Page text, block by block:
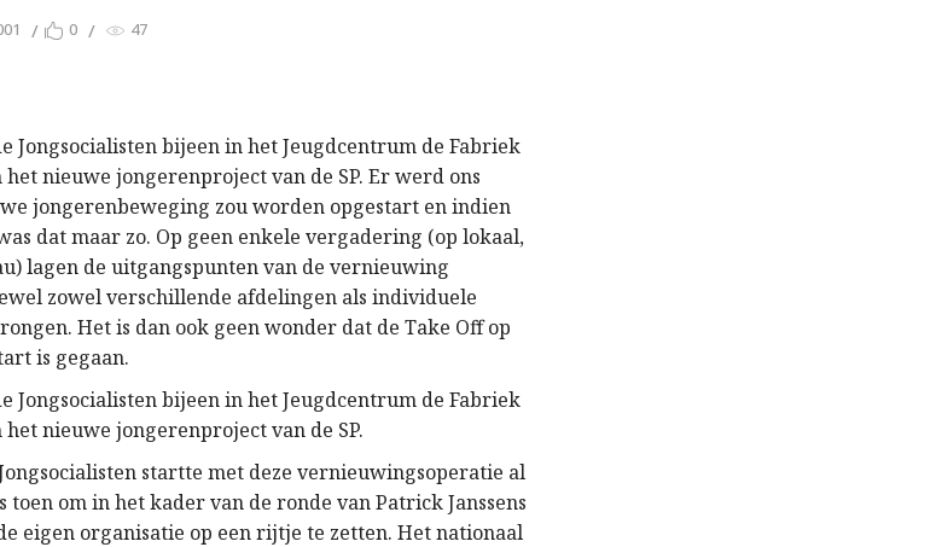
0 47
Jongsocialisten bijeen in het Jeugdcentrum de Fabriek
het nieuwe jongerenproject van de SP. Er werd ons
jongerenbeweging zou worden opgestart en indien
dat maar zo. Op geen enkele vergadering (op lokaal,
lagen de uitgangspunten van de vernieuwing
zowel verschillende afdelingen als individuele
Het is dan ook geen wonder dat de Take Off op
is gegaan.
Jongsocialisten bijeen in het Jeugdcentrum de Fabriek
het nieuwe jongerenproject van de SP.
startte met deze vernieuwingsoperatie al
toen om in het kader van de ronde van Patrick Janssens
eigen organisatie op een rijtje te zetten. Het nationaal